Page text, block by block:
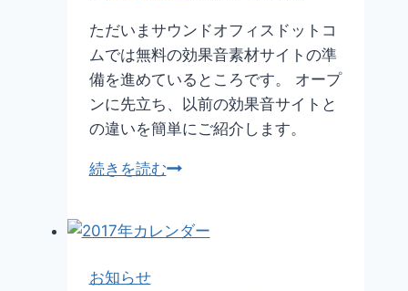
ただいまサウンドオフィスドットコ
ムでは無料の効果音素材サイトの準
備を進めているところです。 オープ
ンに先立ち、以前の効果音サイトと
の違いを簡単にご紹介します。
続きを読む【予
し
お知らせ